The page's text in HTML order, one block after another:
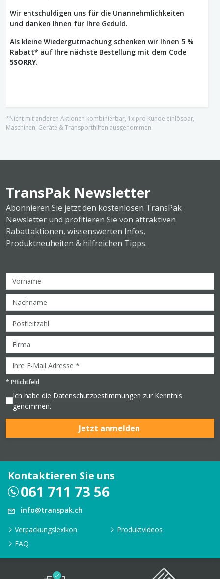
Wir entschuldigen uns für die Unannehmlichkeiten
und danken Ihnen für Ihre Geduld.
Als kleine Wiedergutmachung schenken wir Ihnen 5 %
Rabatt* auf Ihre nächste Bestellung mit dem Code
5SORRY.
*Nicht mit anderen Aktionen kombinierbar, 1x pro Kunde einlösbar,
Maschinen, Geräte & Transporthilfen ausgenommen.
TransPak Newsletter
Abonnieren Sie jetzt den kostenlosen TransPak
Newsletter und profitieren Sie von attraktiven
Rabattaktionen, wissenswerten Infos,
Produktneuheiten & hilfreichen Tipps.
* Pflichtfeld
Ich habe die Datenschutzbestimmungen zur Kenntnis
genommen.
Jetzt anmelden
Kontaktieren Sie uns
061 711 73 56
info@transpak.ch
Verpackungslexikon
Produktvideos
FAQ